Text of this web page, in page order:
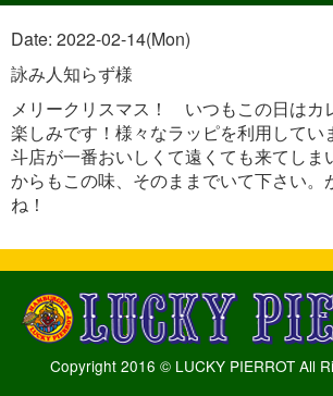
Date: 2022-02-14(Mon)
詠み人知らず様
メリークリスマス！ いつもこの日はカ
楽しみです！様々なラッピを利用してい
斗店が一番おいしくて遠くても来てしま
からもこの味、そのままでいて下さい。
ね！
Copyright 2016 © LUCKY PIERROT All